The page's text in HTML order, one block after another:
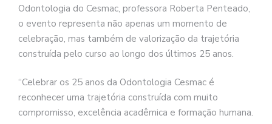
Odontologia do Cesmac, professora Roberta Penteado,
o evento representa não apenas um momento de
celebração, mas também de valorização da trajetória
construída pelo curso ao longo dos últimos 25 anos.
“Celebrar os 25 anos da Odontologia Cesmac é
reconhecer uma trajetória construída com muito
compromisso, excelência acadêmica e formação humana.